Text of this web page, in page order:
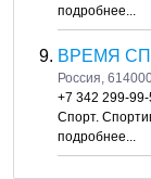
подробнее...
ВРЕМЯ
Россия,
+7 342 299-
Спорт.
подробнее...